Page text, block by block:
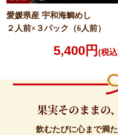
愛媛県産 宇和海鯛めし
２人前×３パック（6人前）
5,400円(税
果実そのままの、
飲むたびに心まで満た